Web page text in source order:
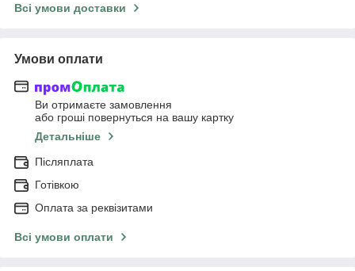
Всі умови доставки
Умови оплати
Ви отримаєте замовлення
або гроші повернуться на вашу картку
Детальніше
Післяплата
Готівкою
Оплата за реквізитами
Всі умови оплати